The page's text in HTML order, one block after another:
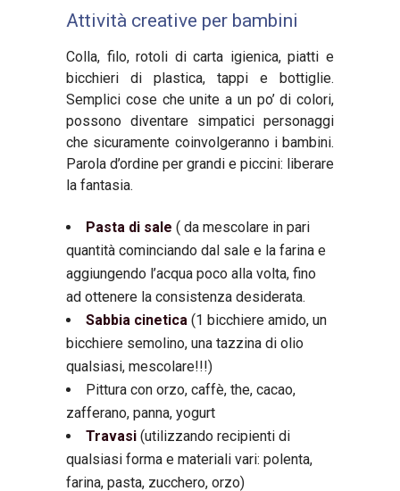
Attività creative per bambini
Colla, filo, rotoli di carta igienica, piatti e
bicchieri di plastica, tappi e bottiglie.
Semplici cose che unite a un po’di colori,
possono diventare simpatici personaggi
che sicuramente coinvolgeranno i bambini.
Parola d’ordine per grandi e piccini: liberare
la fantasia.
Pasta di sale ( da mescolare in pari
quantità cominciando dal sale e la farina e
aggiungendo l’acqua poco alla volta, fino
ad ottenere la consistenza desiderata.
Sabbia cinetica (1 bicchiere amido, un
bicchiere semolino, una tazzina di olio
qualsiasi, mescolare!!!)
Pittura con orzo, caffè, the, cacao,
zafferano, panna, yogurt
Travasi (utilizzando recipienti di
qualsiasi forma e materiali vari: polenta,
farina, pasta, zucchero, orzo)